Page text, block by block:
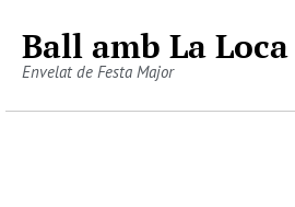
Ball amb La
Envelat de Festa Major